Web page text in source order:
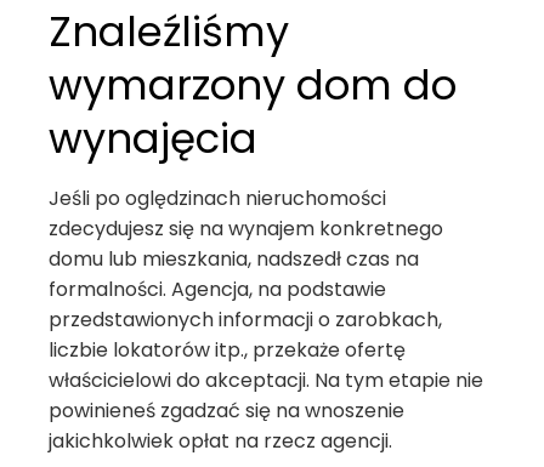
Znaleźliśmy
wymarzony dom do
wynajęcia
Jeśli po oględzinach nieruchomości
zdecydujesz się na wynajem konkretnego
domu lub mieszkania, nadszedł czas na
formalności. Agencja, na podstawie
przedstawionych informacji o zarobkach,
liczbie lokatorów itp., przekaże ofertę
właścicielowi do akceptacji. Na tym etapie nie
powinieneś zgadzać się na wnoszenie
jakichkolwiek opłat na rzecz agencji.